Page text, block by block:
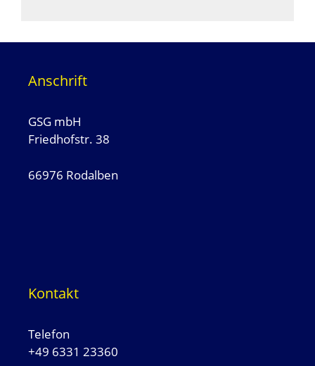
Anschrift
GSG mbH
Friedhofstr. 38
66976 Rodalben
Kontakt
Telefon
+49 6331 23360